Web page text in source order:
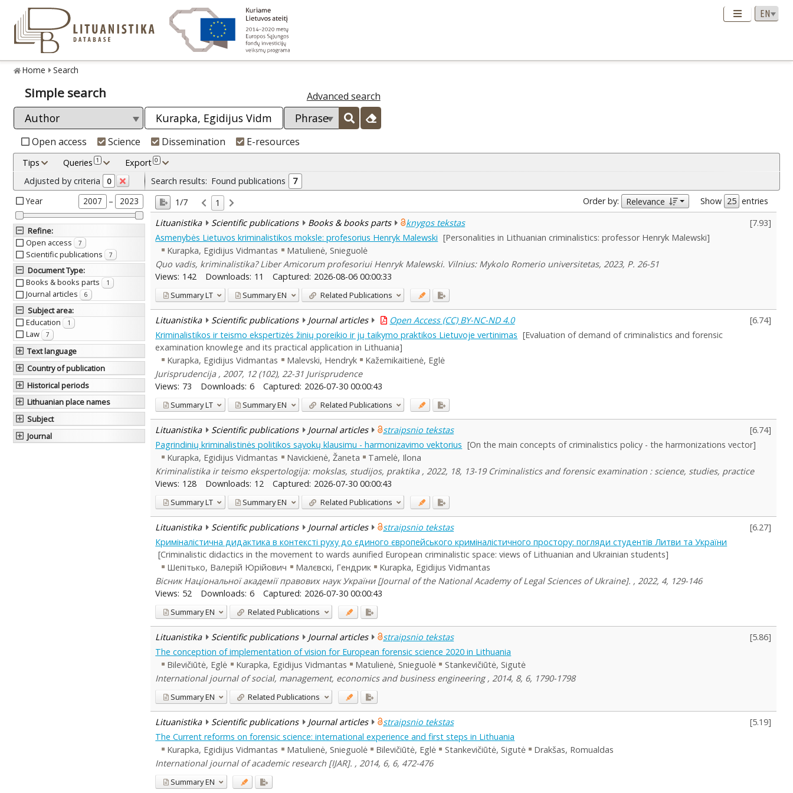
Home Search
Simple search Advanced search
Open access Science Dissemination E-resources
Tips Queries 1 Export 0
Adjusted by criteria 0
Year 2007 – 2023
Refine:
Open access
7
Scientific publications 7
Document Type:
Books & books parts
1
Journal articles 6
Subject area:
Education
1
Law 7
Text language
Country of publication
Historical periods
Lithuanian place names
Subject
Journal
Search results: Found publications
7
1/7
1 Order by: Relevance Show
entries
Lituanistika
Scientific publications Books & books parts knygos tekstas [7.93]
Asmenybės Lietuvos kriminalistikos moksle: profesorius Henryk Malewski [Personalities in Lithuanian criminalistics: professor Henryk Malewski]
Kurapka, Egidijus Vidmantas
Matulienė, Snieguolė
Quo vadis, kriminalistika? Liber Amicorum profesoriui Henryk Malewski. Vilnius: Mykolo Romerio universitetas, 2023, P. 26-51
Views: 142 Downloads: 11 Captured: 2026-08-06 00:00:33
SummaryLT SummaryEN Related Publications
Lituanistika Scientific publications Journal articles Open Access (CC) BY-NC-ND 4.0 [6.74]
Kriminalistikos ir teismo ekspertizės žinių poreikio ir jų taikymo praktikos Lietuvoje vertinimas [Evaluation of demand of criminalistics and forensic
examination knowlege and its practical application in Lithuania]
Kurapka, Egidijus Vidmantas
Malevski, Hendryk
Kažemikaitienė, Eglė
Jurisprudencija , 2007, 12 (102), 22-31 Jurisprudence
Views: 73 Downloads: 6 Captured: 2026-07-30 00:00:43
SummaryLT SummaryEN Related Publications
Lituanistika Scientific publications Journal articles straipsnio tekstas [6.74]
Pagrindinių kriminalistinės politikos sąvokų klausimu - harmonizavimo vektorius [On the main concepts of criminalistics policy - the harmonizations vector]
Kurapka, Egidijus Vidmantas
Navickienė, Žaneta
Tamelė, Ilona
Kriminalistika ir teismo ekspertologija: mokslas, studijos, praktika , 2022, 18, 13-19 Criminalistics and forensic examination : science, studies, practice
Views: 128 Downloads: 12 Captured: 2026-07-30 00:00:43
SummaryLT SummaryEN Related Publications
Lituanistika Scientific publications Journal articles straipsnio tekstas [6.27]
Криміналістична дидактика в контексті руху до єдиного європейського криміналістичного простору: погляди студентів Литви та України
[Criminalistic didactics in the movement to wards aunified European criminalistic space: views of Lithuanian and Ukrainian students]
Шепітько, Валерій Юрійович
Малєвскі, Гендрик
Kurapka, Egidijus Vidmantas
Вісник Національної академії правових наук України [Journal of the National Academy of Legal Sciences of Ukraine]. , 2022, 4, 129-146
Views: 52 Downloads: 6 Captured: 2026-07-30 00:00:43
SummaryEN Related Publications
Lituanistika Scientific publications Journal articles straipsnio tekstas [5.86]
The conception of implementation of vision for European forensic science 2020 in Lithuania
Bilevičiūtė, Eglė
Kurapka, Egidijus Vidmantas Matulienė, Snieguolė
Stankevičiūtė, Sigutė
International journal of social, management, economics and business engineering , 2014, 8, 6, 1790-1798
SummaryEN Related Publications
Lituanistika Scientific publications Journal articles straipsnio tekstas [5.19]
The Current reforms on forensic science: international experience and first steps in Lithuania
Kurapka, Egidijus Vidmantas
Matulienė, Snieguolė Bilevičiūtė, Eglė Stankevičiūtė, Sigutė
Drakšas, Romualdas
International journal of academic research [IJAR]. , 2014, 6, 6, 472-476
SummaryEN